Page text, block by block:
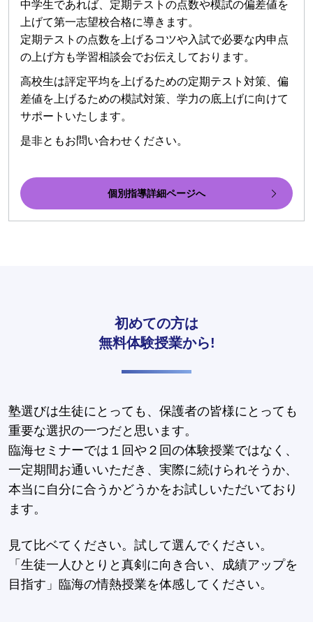
中学生であれば、定期テストの点数や模試の偏差値を
上げて第一志望校合格に導きます。
定期テストの点数を上げるコツや入試で必要な内申点
の上げ方も学習相談会でお伝えしております。
高校生は評定平均を上げるための定期テスト対策、偏
差値を上げるための模試対策、学力の底上げに向けて
サポートいたします。
是非ともお問い合わせください。
個別指導詳細ページへ
初めての方は
無料体験授業から!
塾選びは生徒にとっても、保護者の皆様にとっても
重要な選択の一つだと思います。
臨海セミナーでは１回や２回の体験授業ではなく、
一定期間お通いいただき、実際に続けられそうか、
本当に自分に合うかどうかをお試しいただいており
ます。
見て比ベてください。試して選んでください。
「生徒一人ひとりと真剣に向き合い、成績アップを
目指す」臨海の情熱授業を体感してください。